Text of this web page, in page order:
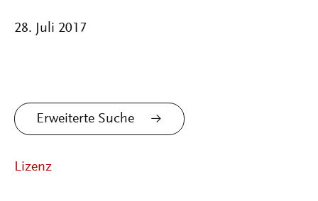
28. Juli 2017
Erweiterte Suche
Lizenz